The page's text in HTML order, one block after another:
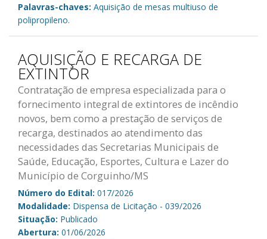
Palavras-chaves: Aquisição de mesas multiuso de
polipropileno.
AQUISIÇÃO E RECARGA DE
EXTINTOR
Contratação de empresa especializada para o
fornecimento integral de extintores de incêndio
novos, bem como a prestação de serviços de
recarga, destinados ao atendimento das
necessidades das Secretarias Municipais de
Saúde, Educação, Esportes, Cultura e Lazer do
Município de Corguinho/MS
Número do Edital: 017/2026
Modalidade: Dispensa de Licitação - 039/2026
Situação: Publicado
Abertura: 01/06/2026